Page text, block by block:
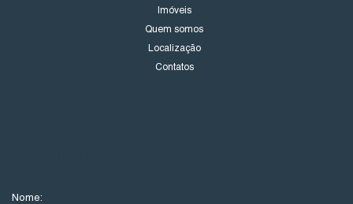
Imóveis
Quem somos
Localização
Contatos
Nome: